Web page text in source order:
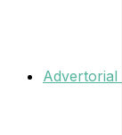
Advertorial